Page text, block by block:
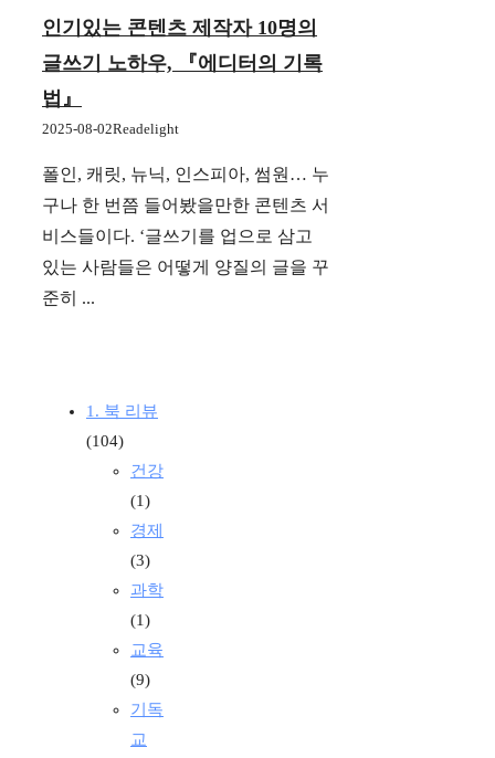
인기있는 콘텐츠 제작자 10명의
글쓰기 노하우, 『에디터의 기록
법』
2025-08-02Readelight
폴인, 캐릿, 뉴닉, 인스피아, 썸원… 누
구나 한 번쯤 들어봤을만한 콘텐츠 서
비스들이다. ‘글쓰기를 업으로 삼고
있는 사람들은 어떻게 양질의 글을 꾸
준히 ...
1. 북 리뷰
(104)
건강
(1)
경제
(3)
과학
(1)
교육
(9)
기독
교